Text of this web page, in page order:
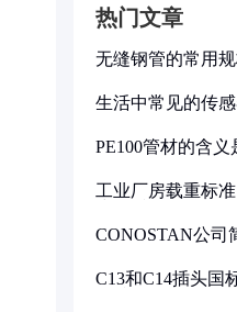
热门文章
无缝钢管的常用
生活中常见的传
PE100管材的含义
工业厂房载重标
CONOSTAN公司
C13和C14插头国